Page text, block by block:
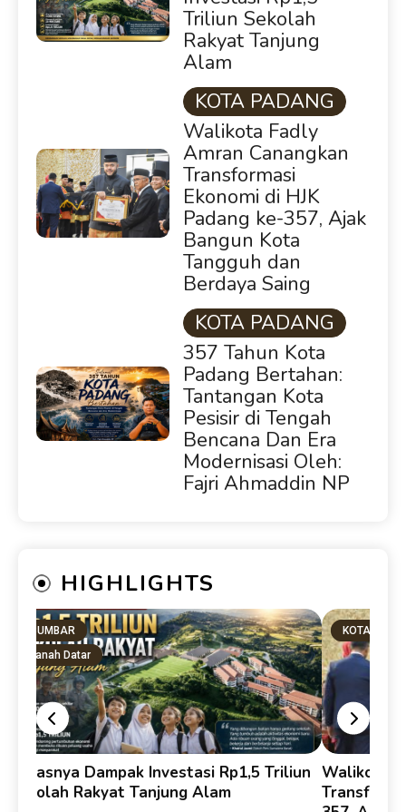
Triliun Sekolah
Rakyat Tanjung
Alam
KOTA PADANG
Walikota Fadly
Amran Canangkan
Transformasi
Ekonomi di HJK
Padang ke-357, Ajak
Bangun Kota
Tangguh dan
Berdaya Saing
KOTA PADANG
357 Tahun Kota
Padang Bertahan:
Tantangan Kota
Pesisir di Tengah
Bencana Dan Era
Modernisasi Oleh:
Fajri Ahmaddin NP
HIGHLIGHTS
SUMBAR
Tanah Datar
Derasnya Dampak Investasi Rp1,5 Triliun
Sekolah Rakyat Tanjung Alam
KOTA
Walikota